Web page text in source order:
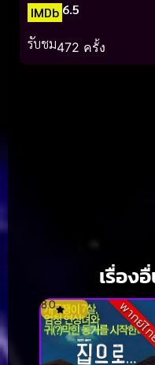
IMDb 6.5
รับชม472 ครั้ง
เรื่อง
พากย์
8.0